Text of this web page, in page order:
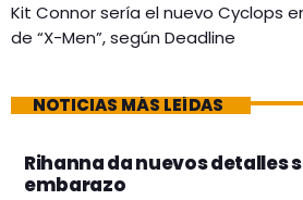
Kit Connor sería el nuevo Cyclops
de “X-Men”, según Deadline
NOTICIAS MÁS LEÍDAS
Rihanna da nuevos detalles
embarazo